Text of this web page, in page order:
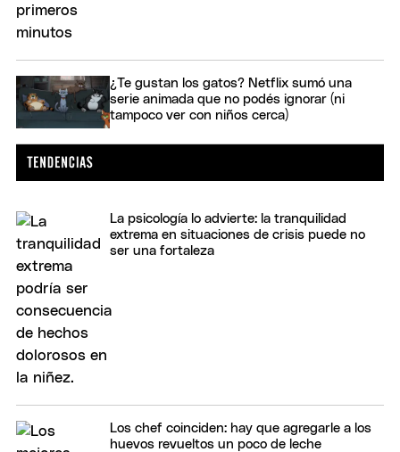
¿Te gustan los gatos? Netflix sumó una
serie animada que no podés ignorar (ni
tampoco ver con niños cerca)
La psicología lo advierte: la tranquilidad
extrema en situaciones de crisis puede no
ser una fortaleza
Los chef coinciden: hay que agregarle a los
huevos revueltos un poco de leche